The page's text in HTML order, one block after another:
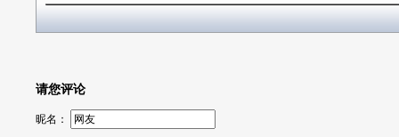
请您评论
昵名：